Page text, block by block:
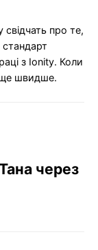
про те,
з Ionity. Коли
ще швидше.
через